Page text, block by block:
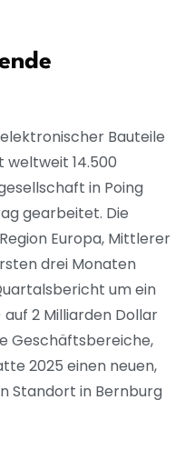
Bauteile
weltweit 14.500
in Poing
gearbeitet. Die
Europa, Mittlerer
drei Monaten
um ein
2 Milliarden Dollar
Geschäftsbereiche,
2025 einen neuen,
Standort in Bernburg